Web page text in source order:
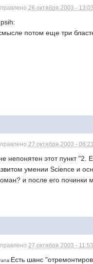
26 октября 2003 - 13:03
потом еще три
27 октября 2003 - 06:21
непонятен этот пункт "2.
умении Science и
и после его починки
27 октября 2003 - 11:53
Есть шанс